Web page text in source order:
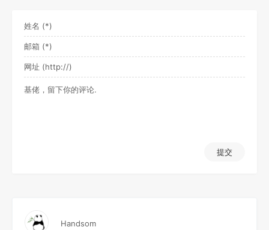
提交
Handsom